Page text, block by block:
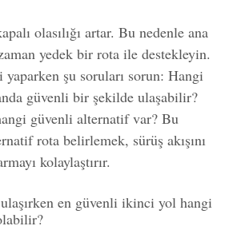
olasılığı artar. Bu nedenle ana
yedek bir rota ile destekleyin.
şu soruları sorun: Hangi
güvenli bir şekilde ulaşabilir?
güvenli alternatif var? Bu
rota belirlemek, sürüş akışını
kolaylaştırır.
en güvenli ikinci yol hangi